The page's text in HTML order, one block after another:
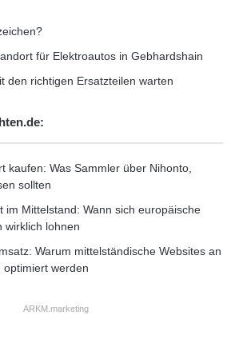
für Elektroautos in Gebhardshain
den richtigen Ersatzteilen warten
kaufen: Was Sammler über Nihonto,
sollten
im Mittelstand: Wann sich europäische
wirklich lohnen
Warum mittelständische Websites an
optimiert werden
ARKM.marketing